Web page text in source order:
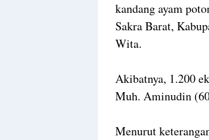
kandang ayam
Sakra Barat,
Wita.
Akibatnya, 1.200
Muh. Aminudin
Menurut